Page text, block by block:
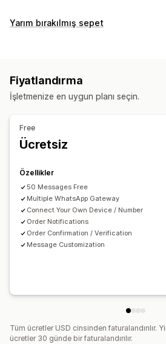
Bildirimler
Yarım bırakılmış sepet
Fiyatlandırma
İşletmenize en uygun planı seçin.
Free
Ücretsiz
Özellikler
50 Messages Free
Multiple WhatsApp Gateway
Connect Your Own Device / Number
Order Notifications
Order Confirmation / Verification
Message Customization
Tüm ücretler USD cinsinden faturalandırılır.
ücretler 30 günde bir faturalandırılır.